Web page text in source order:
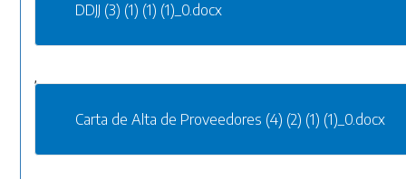
DDJJ (3) (1) (1) (1)_0.docx
,
Carta de Alta de Proveedores (4) (2) (1) (1)_0.docx